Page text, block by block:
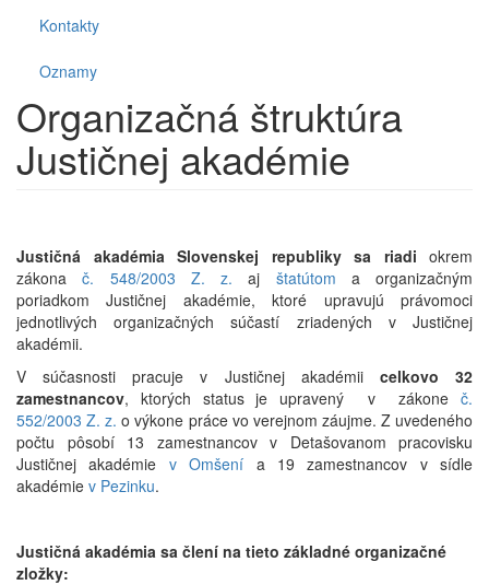
Kontakty
Oznamy
Organizačná štruktúra
Justičnej akadémie
Justičná akadémia Slovenskej republiky sa riadi okrem
zákonač. 548/2003 Z. z. aj štatútom a organizačným
poriadkom Justičnej akadémie, ktoré upravujú právomoci
jednotlivých organizačných súčastí zriadených v Justičnej
akadémii.
V súčasnosti pracuje v Justičnej akadémii celkovo 32
zamestnancov, ktorých status je upravený v zákone č.
552/2003 Z. z. o výkone práce vo verejnom záujme. Z uvedeného
počtu pôsobí 13 zamestnancov v Detašovanom pracovisku
Justičnej akadémie v Omšení a 19 zamestnancov v sídle
akadémie v Pezinku.
Justičná akadémia sa člení na tieto základné organizačné
zložky: